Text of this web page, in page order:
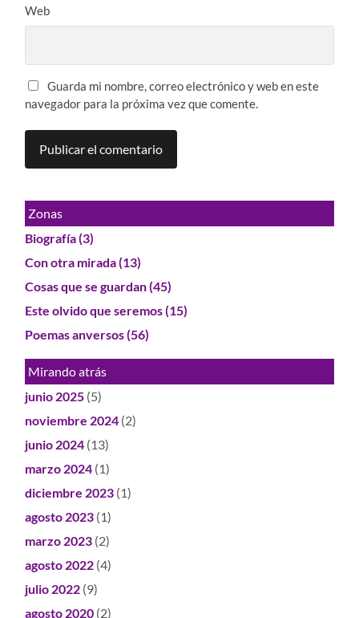
Web
Guarda mi nombre, correo electrónico y web en este
navegador para la próxima vez que comente.
Zonas
Biografía(3)
Con otra mirada(13)
Cosas que se guardan(45)
Este olvido que seremos(15)
Poemas anversos(56)
Mirando atrás
junio 2025 (5)
noviembre 2024 (2)
junio 2024 (13)
marzo 2024 (1)
diciembre 2023 (1)
agosto 2023 (1)
marzo 2023 (2)
agosto 2022 (4)
julio 2022 (9)
agosto 2020 (2)